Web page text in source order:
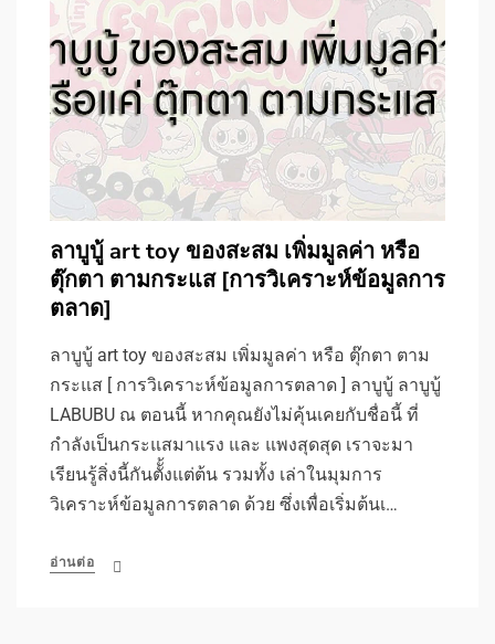
ลาบูบู้ art toy ของสะสม เพิ่มมูลค่า หรือ
ตุ๊กตา ตามกระแส [การวิเคราะห์ข้อมูลการ
ตลาด]
ลาบูบู้ art toy ของสะสม เพิ่มมูลค่า หรือ ตุ๊กตา ตาม
กระแส [ การวิเคราะห์ข้อมูลการตลาด ] ลาบูบู้ ลาบูบู้
LABUBU ณ ตอนนี้ หากคุณยังไม่คุ้นเคยกับชื่อนี้ ที่
กำลังเป็นกระแสมาแรง และ แพงสุดสุด เราจะมา
เรียนรู้สิ่งนี้กันตัั้งแต่ต้น รวมทั้ง เล่าในมุมการ
วิเคราะห์ข้อมูลการตลาด ด้วย ซึ่งเพื่อเริ่มต้นเ…
อ่านต่อ